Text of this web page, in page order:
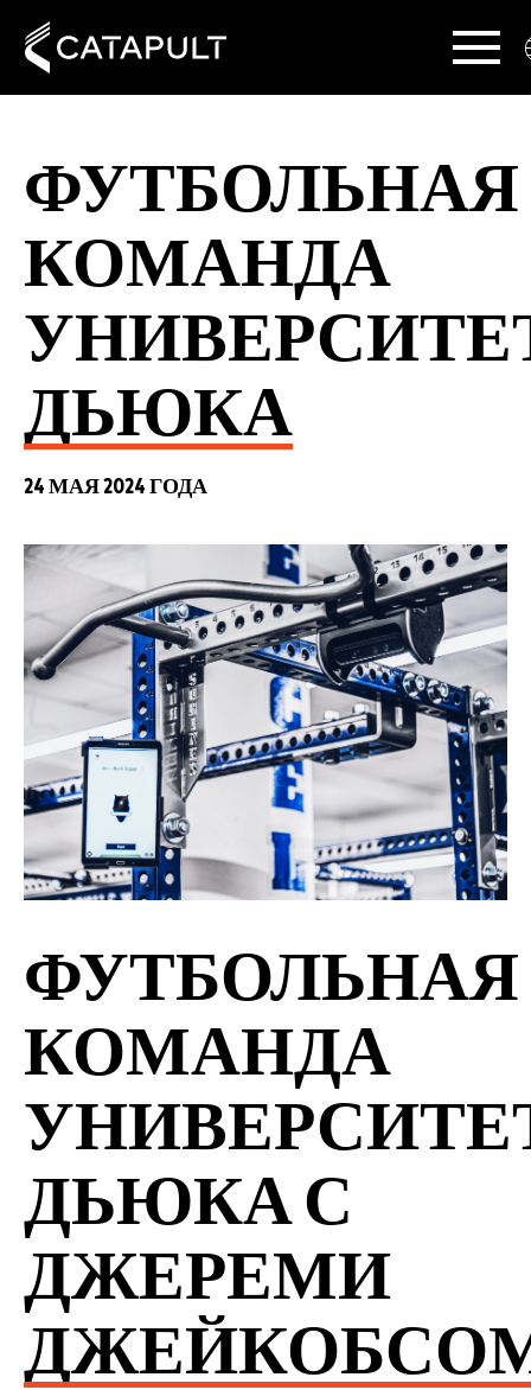
ФУТБОЛЬНАЯ
КОМАНДА
ДЬЮКА
24 МАЯ 2024 ГОДА
ФУТБОЛЬНАЯ
КОМАНДА
ДЬЮКА С
ДЖЕРЕМИ